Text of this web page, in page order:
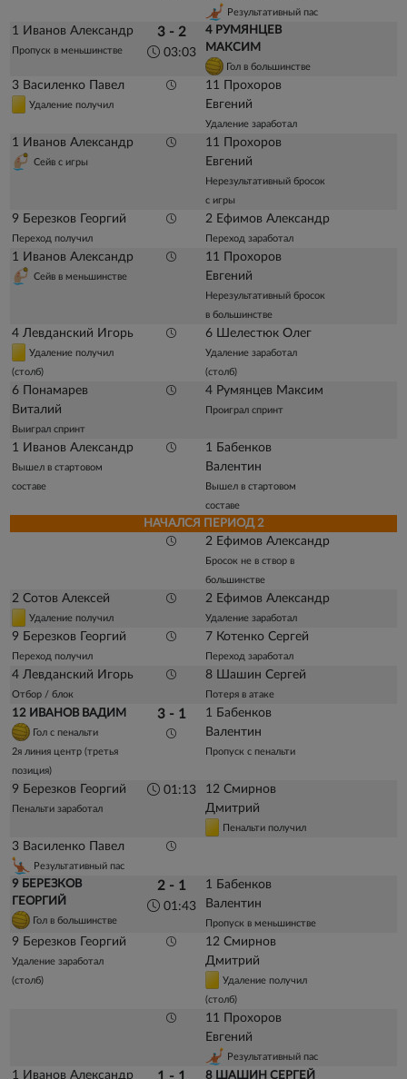
Результативный пас
1 Иванов Александр
Пропуск в меньшинстве
3 - 2
03:03
4 РУМЯНЦЕВ
МАКСИМ
Гол в большинстве
3 Василенко Павел
Удаление получил
11 Прохоров
Евгений
Удаление заработал
1 Иванов Александр
Сейв с игры
11 Прохоров
Евгений
Нерезультативный бросок
с игры
9 Березков Георгий
Переход получил
2 Ефимов Александр
Переход заработал
1 Иванов Александр
Сейв в меньшинстве
11 Прохоров
Евгений
Нерезультативный бросок
в большинстве
4 Левданский Игорь
Удаление получил
(столб)
6 Шелестюк Олег
Удаление заработал
(столб)
6 Понамарев
Виталий
Выиграл спринт
4 Румянцев Максим
Проиграл спринт
1 Иванов Александр
Вышел в стартовом
составе
1 Бабенков
Валентин
Вышел в стартовом
составе
НАЧАЛСЯ ПЕРИОД 2
2 Ефимов Александр
Бросок не в створ в
большинстве
2 Сотов Алексей
Удаление получил
2 Ефимов Александр
Удаление заработал
9 Березков Георгий
Переход получил
7 Котенко Сергей
Переход заработал
4 Левданский Игорь
Отбор / блок
8 Шашин Сергей
Потеря в атаке
12 ИВАНОВ ВАДИМ
Гол с пенальти
2я линия центр (третья
позиция)
3 - 1
1 Бабенков
Валентин
Пропуск с пенальти
9 Березков Георгий
Пенальти заработал
01:13
12 Смирнов
Дмитрий
Пенальти получил
3 Василенко Павел
Результативный пас
9 БЕРЕЗКОВ
ГЕОРГИЙ
Гол в большинстве
2 - 1
01:43
1 Бабенков
Валентин
Пропуск в меньшинстве
9 Березков Георгий
Удаление заработал
(столб)
12 Смирнов
Дмитрий
Удаление получил
(столб)
11 Прохоров
Евгений
Результативный пас
1 Иванов Александр 8 ШАШИН СЕРГЕЙ